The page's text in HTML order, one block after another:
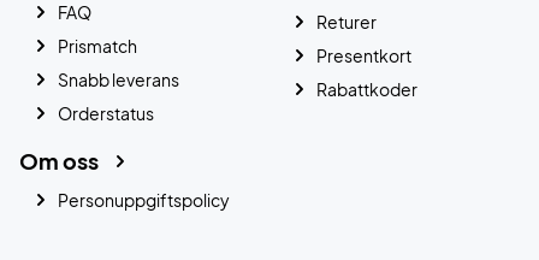
FAQ
Prismatch
Snabb leverans
Orderstatus
Returer
Presentkort
Rabattkoder
Om oss
Personuppgiftspolicy